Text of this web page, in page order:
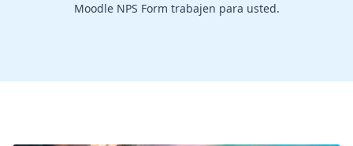
Moodle NPS Form trabajen para usted.